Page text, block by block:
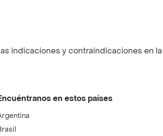
indicaciones y contraindicaciones en
en estos países